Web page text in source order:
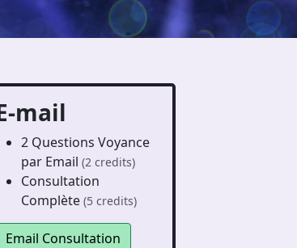
mail
2 Questions Voyance
par Email (2 credits)
Consultation
Complète (5 credits)
Email Consultation